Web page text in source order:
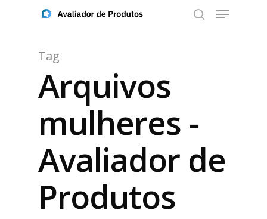
Aperte ENTER para buscar ou ESC para fechar
Tag
Arquivos
mulheres -
Avaliador de
Produtos